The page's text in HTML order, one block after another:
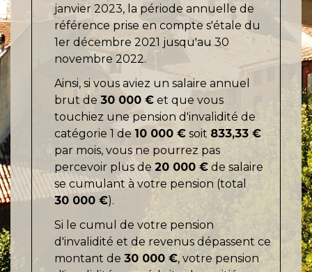
janvier 2023, la période annuelle de
référence prise en compte s'étale du
1er décembre 2021 jusqu'au 30
novembre 2022.
Ainsi, si vous aviez un salaire annuel
brut de 30 000 € et que vous
touchiez une pension d'invalidité de
catégorie 1 de10 000 € soit 833,33 €
par mois, vous ne pourrez pas
percevoir plus de 20 000 € de salaire
se cumulant à votre pension (total
30 000 €).
Si le cumul de votre pension
d'invalidité et de revenus dépassent ce
montant de 30 000 €, votre pension